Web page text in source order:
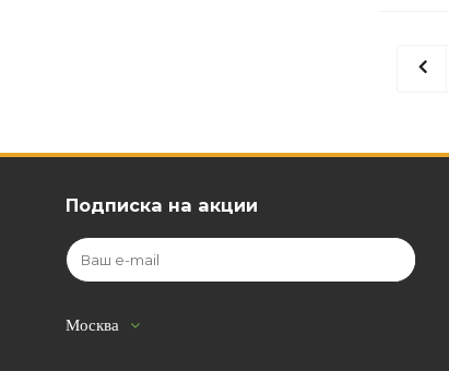
Подписка на акции
Москва